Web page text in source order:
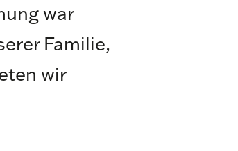
war
Familie,
wir